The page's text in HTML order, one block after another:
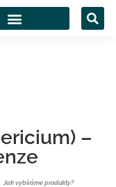
–
Jak vybíráme produkty?